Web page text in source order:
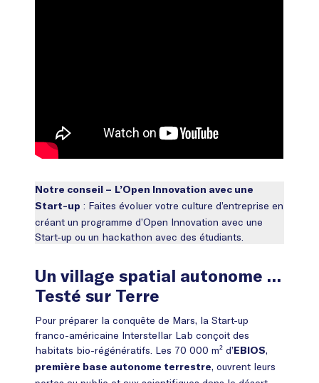
Notre conseil – L’Open Innovation avec une
Start-up : Faites évoluer votre culture d’entreprise en
créant un programme d’Open Innovation avec une
Start-up ou un hackathon avec des étudiants.
Un village spatial autonome …
Testé sur Terre
Pour préparer la conquête de Mars, la Start-up
franco-américaine Interstellar Lab conçoit des
habitats bio-régénératifs. Les 70 000 m² d’ EBIOS,
première base autonome terrestre, ouvrent leurs